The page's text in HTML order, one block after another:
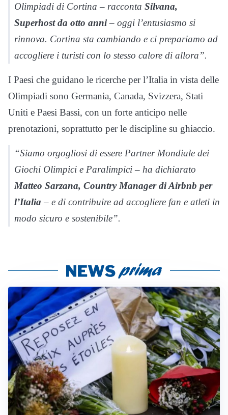
Olimpiadi di Cortina – racconta Silvana,
Superhost da otto anni– oggi l’entusiasmo si
rinnova. Cortina sta cambiando e ci prepariamo ad
accogliere i turisti con lo stesso calore di allora”.
I Paesi che guidano le ricerche per l’Italia in vista delle
Olimpiadi sono Germania, Canada, Svizzera, Stati
Uniti e Paesi Bassi, con un forte anticipo nelle
prenotazioni, soprattutto per le discipline su ghiaccio.
“Siamo orgogliosi di essere Partner Mondiale dei
Giochi Olimpici e Paralimpici – ha dichiarato
Matteo Sarzana, Country Manager di Airbnb per
l’Italia – e di contribuire ad accogliere fan e atleti in
modo sicuro e sostenibile”.